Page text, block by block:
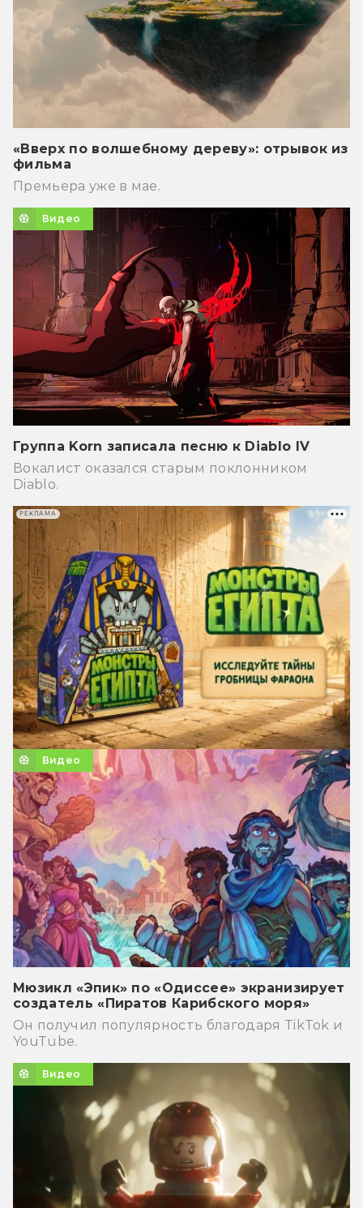
«Вверх по волшебному дереву»: отрывок из
фильма
Премьера уже в мае.
Видео
Группа Korn записала песню к Diablo IV
Вокалист оказался старым поклонником
Diablo.
Видео
Мюзикл «Эпик» по «Одиссее» экранизирует
создатель «Пиратов Карибского моря»
Он получил популярность благодаря TikTok и
YouTube.
Видео
РЕКЛАМА